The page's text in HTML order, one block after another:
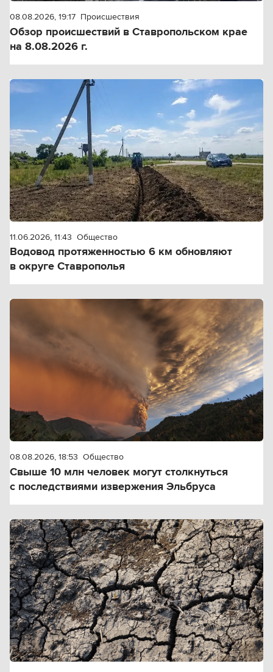
08.08.2026, 19:17 Происшествия
Обзор происшествий в Ставропольском крае
на 8.08.2026 г.
11.06.2026, 11:43 Общество
Водовод протяженностью 6 км обновляют
в округе Ставрополья
08.08.2026, 18:53 Общество
Свыше 10 млн человек могут столкнуться
с последствиями извержения Эльбруса